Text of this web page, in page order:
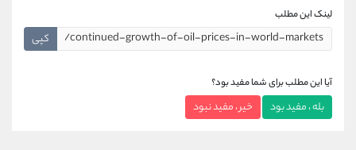
لینک این مطلب
کپی
آیا این مطلب برای شما مفید بود؟
بله ، مفید بود خیر ، مفید نبود